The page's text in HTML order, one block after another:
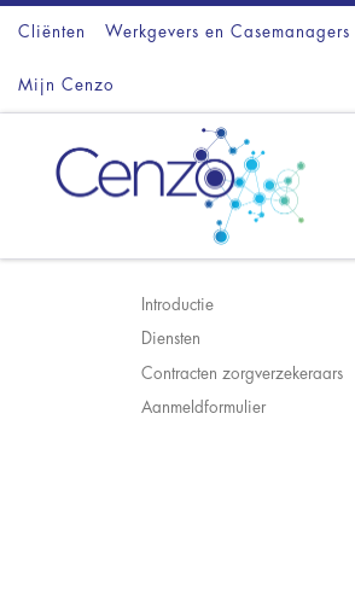
Ga naar inhoud
Cliënten Werkgevers en Casemanagers
Mijn Cenzo
Introductie
Diensten
Contracten zorgverzekeraars
Aanmeldformulier